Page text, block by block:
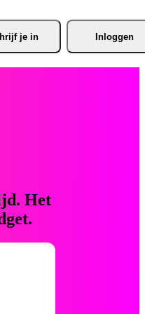
je in Inloggen
Het